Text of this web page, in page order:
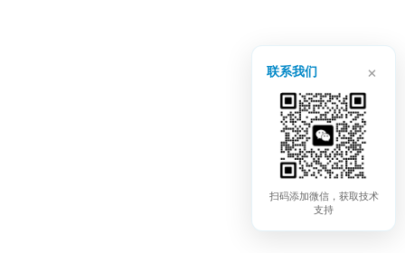
联系我们 ×
扫码添加微信，获取技术
支持